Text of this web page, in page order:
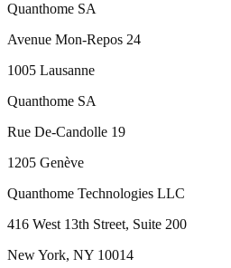
Quanthome SA
Avenue Mon-Repos 24
1005 Lausanne
Quanthome SA
Rue De-Candolle 19
1205 Genève
Quanthome Technologies LLC
416 West 13th Street, Suite 200
New York, NY 10014